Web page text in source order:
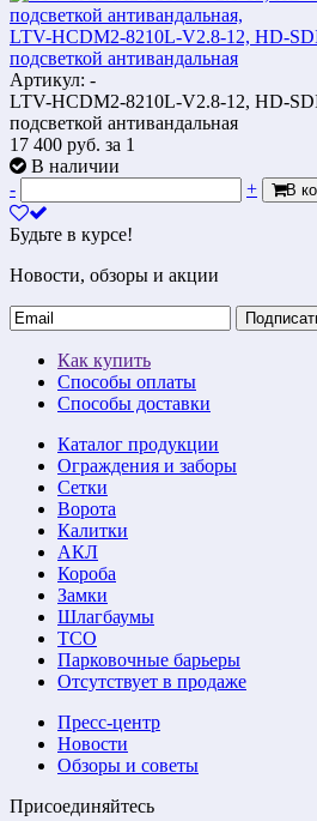
LTV-HCDM2-8210L-V2.8-12, HD-
подсветкой антивандальная
Артикул: -
LTV-HCDM2-8210L-V2.8-12, HD-
подсветкой антивандальная
17 400 руб. за 1
В наличии
-
+ В
Будьте в курсе!
Новости, обзоры и акции
Как купить
Способы оплаты
Способы доставки
Каталог продукции
Ограждения и заборы
Сетки
Ворота
Калитки
АКЛ
Короба
Замки
Шлагбаумы
ТСО
Парковочные барьеры
Отсутствует в продаже
Пресс-центр
Новости
Обзоры и советы
Присоединяйтесь